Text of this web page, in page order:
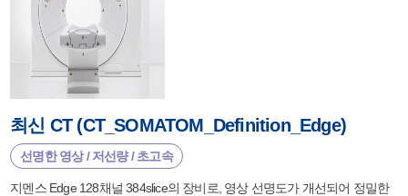
최신 CT (CT_SOMATOM_Definition_Edge)
선명한 영상 / 저선량 / 초고속
지멘스 Edge 128채널 384slice의 장비로, 영상 선명도가 개선되어 정밀한